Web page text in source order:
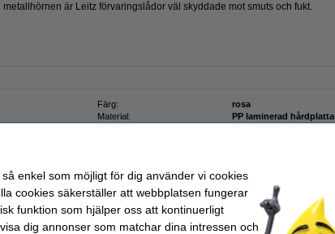
är Leitz förvaringslådor väl skyddade mot smuts och fukt.
Färg:
rosa
Material:
PP laminerad hårdplatta
enkel som möjligt för dig använder vi cookies
cookies säkerställer att webbplatsen fungerar
funktion som hjälper oss att kontinuerligt
dig annonser som matchar dina intressen och